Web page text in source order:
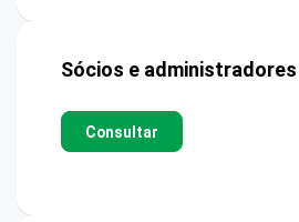
Sócios e
Consultar